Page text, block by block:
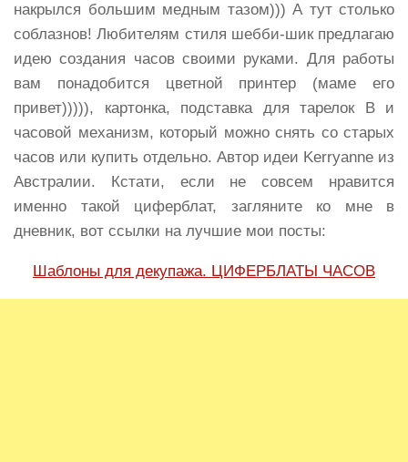
накрылся большим медным тазом))) А тут столько
соблазнов! Любителям стиля шебби-шик предлагаю
идею создания часов своими руками. Для работы
вам понадобится цветной принтер (маме его
привет))))), картонка, подставка для тарелок В и
часовой механизм, который можно снять со старых
часов или купить отдельно. Автор идеи Kerryanne из
Австралии. Кстати, если не совсем нравится
именно такой циферблат, загляните ко мне в
дневник, вот ссылки на лучшие мои посты:
Шаблоны для декупажа. ЦИФЕРБЛАТЫ ЧАСОВ